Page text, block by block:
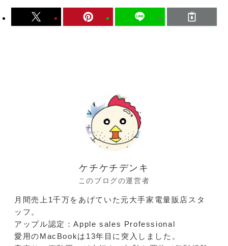
ケチケチデンキ
このブログの運営者
月間売上1千万をあげていた元大手家電量販店スタ
ッフ。
アップル認定：Apple sales Professional
愛用のMacBookは13年目に突入しました。